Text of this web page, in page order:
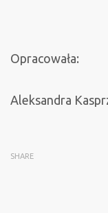
Opracowała:
Aleksandra
SHARE